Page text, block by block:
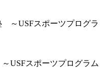
USFスポーツプログラム